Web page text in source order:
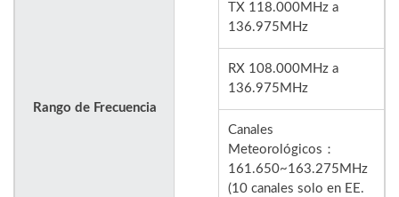
Rango de Frecuencia
TX 118.000MHz a
136.975MHz
RX 108.000MHz a
136.975MHz
Canales
Meteorológicos：
161.650~163.275MHz
(10 canales solo en EE.